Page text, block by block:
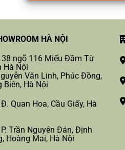
HÀ NỘI
38 ngõ 116 Miếu Đầm Từ
Hà Nội
Văn Linh, Phúc Đồng,
Biên, Hà Nội
Quan Hoa, Cầu Giấy, Hà
Trần Nguyên Đán, Định
Hoàng Mai, Hà Nội